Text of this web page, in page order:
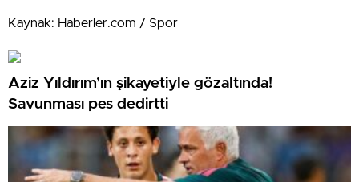
Kaynak: Haberler.com / Spor
Aziz Yıldırım’ın şikayetiyle gözaltında!
Savunması pes dedirtti